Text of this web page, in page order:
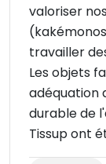
valoriser
travailler
Les objets
adéquation
durable de
Tissup ont